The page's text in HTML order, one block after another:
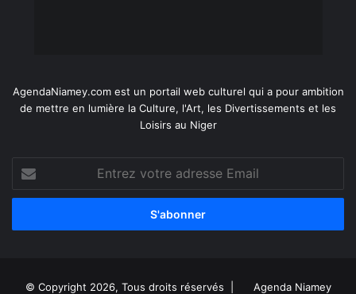
AgendaNiamey.com est un portail web culturel qui a pour ambition
de mettre en lumière la Culture, l'Art, les Divertissements et les
Loisirs au Niger
votre
adresse
© Copyright 2026, Tous droits réservés | Agenda Niamey